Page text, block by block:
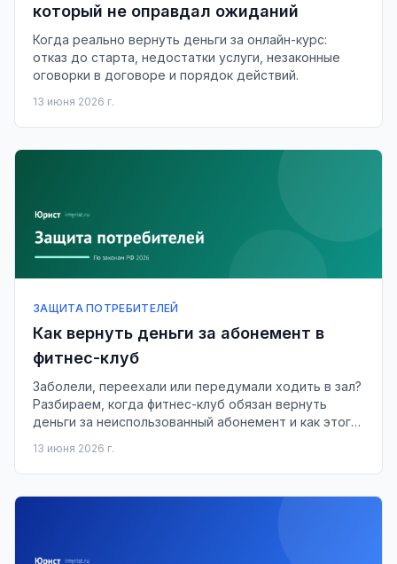
который не оправдал ожиданий
Когда реально вернуть деньги за онлайн-курс:
отказ до старта, недостатки услуги, незаконные
оговорки в договоре и порядок действий.
13 июня 2026 г.
ЗАЩИТА ПОТРЕБИТЕЛЕЙ
Как вернуть деньги за абонемент в
фитнес-клуб
Заболели, переехали или передумали ходить в зал?
Разбираем, когда фитнес-клуб обязан вернуть
деньги за неиспользованный абонемент и как этого
13 июня 2026 г.